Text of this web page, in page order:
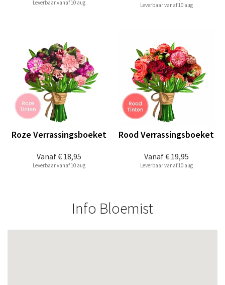
Leverbaar vanaf 10 aug Leverbaar vanaf 10 aug
Vanaf€ 18,95
Roze Verrassingsboeket
Leverbaar vanaf 10 aug
Vanaf€ 19,95
Rood Verrassingsboeket
Leverbaar vanaf 10 aug
Info Bloemist